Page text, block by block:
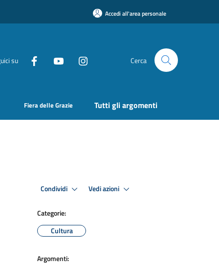
Accedi all'area personale
su Cerca
Fiera delle Grazie Tutti gli argomenti
Condividi Vedi azioni
Categorie:
Cultura
Argomenti: